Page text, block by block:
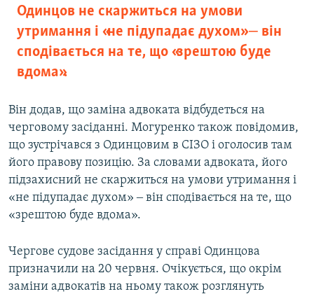
Одинцов не скаржиться на умови
утримання і «не підупадає духом» ‒ він
сподівається на те, що «зрештою буде
вдома».
Він додав, що заміна адвоката відбудеться на
черговому засіданні. Могуренко також повідомив,
що зустрічався з Одинцовим в СІЗО і оголосив там
його правову позицію. За словами адвоката, його
підзахисний не скаржиться на умови утримання і
«не підупадає духом» ‒ він сподівається на те, що
«зрештою буде вдома».
Чергове судове засідання у справі Одинцова
призначили на 20 червня. Очікується, що окрім
заміни адвокатів на ньому також розглянуть